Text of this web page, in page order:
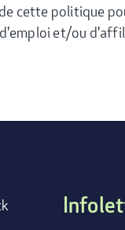
cette politique
et/ou